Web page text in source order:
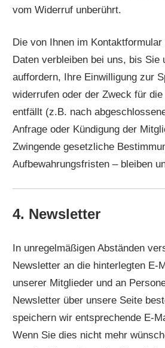
vom Widerruf unberührt.
Die von Ihnen im Kontaktformular
Daten verbleiben bei uns, bis Sie
auffordern, Ihre Einwilligung zur
widerrufen oder der Zweck für
entfällt (z.B. nach
Anfrage oder Kündigung der
Zwingende gesetzliche
Aufbewahrungsfristen – bleiben
4. Newsletter
In unregelmäßigen Abständen
Newsletter an die hinterlegten E-
unserer Mitglieder und an
Newsletter über unsere Seite
speichern wir entsprechende E-
Wenn Sie dies nicht mehr